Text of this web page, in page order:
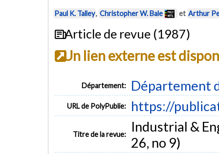
Paul K. Talley, Christopher W. Bale et Arthur
Article de revue (1987)
Un lien externe est
Département: Département
URL de PolyPublie: https://
Titre de la revue:
Industrial &
26, no 9)